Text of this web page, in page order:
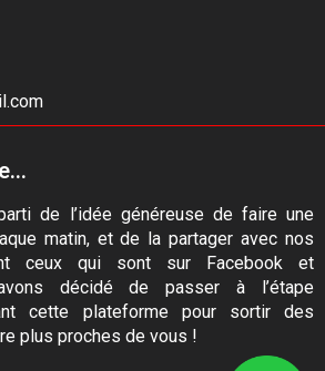
de l’idée généreuse de faire une
matin, et de la partager avec nos
ceux qui sont sur Facebook et
décidé de passer à l’étape
cette plateforme pour sortir des
plus proches de vous !